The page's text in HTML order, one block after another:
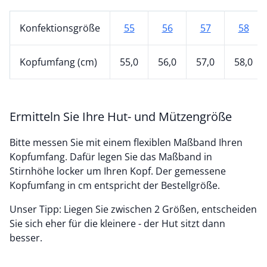
Konfektionsgröße 55 56 57 58
Kopfumfang (cm) 55,0 56,0 57,0 58,0
Ermitteln Sie Ihre Hut- und Mützengröße
Bitte messen Sie mit einem flexiblen Maßband Ihren
Kopfumfang. Dafür legen Sie das Maßband in
Stirnhöhe locker um Ihren Kopf. Der gemessene
Kopfumfang in cm entspricht der Bestellgröße.
Unser Tipp: Liegen Sie zwischen 2 Größen, entscheiden
Sie sich eher für die kleinere - der Hut sitzt dann
besser.